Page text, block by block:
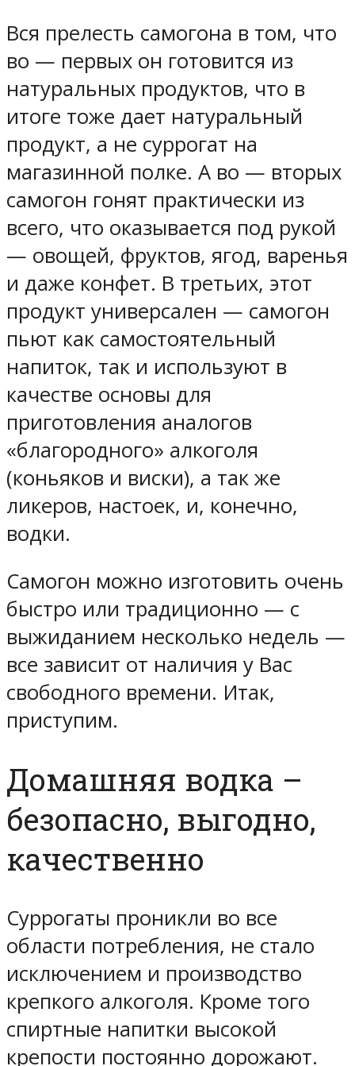
Вся прелесть самогона в том, что
во — первых он готовится из
натуральных продуктов, что в
итоге тоже дает натуральный
продукт, а не суррогат на
магазинной полке. А во — вторых
самогон гонят практически из
всего, что оказывается под рукой
— овощей, фруктов, ягод, варенья
и даже конфет. В третьих, этот
продукт универсален — самогон
пьют как самостоятельный
напиток, так и используют в
качестве основы для
приготовления аналогов
«благородного» алкоголя
(коньяков и виски), а так же
ликеров, настоек, и, конечно,
водки.
Самогон можно изготовить очень
быстро или традиционно — с
выжиданием несколько недель —
все зависит от наличия у Вас
свободного времени. Итак,
приступим.
Домашняя водка –
безопасно, выгодно,
качественно
Суррогаты проникли во все
области потребления, не стало
исключением и производство
крепкого алкоголя. Кроме того
спиртные напитки высокой
крепости постоянно дорожают.